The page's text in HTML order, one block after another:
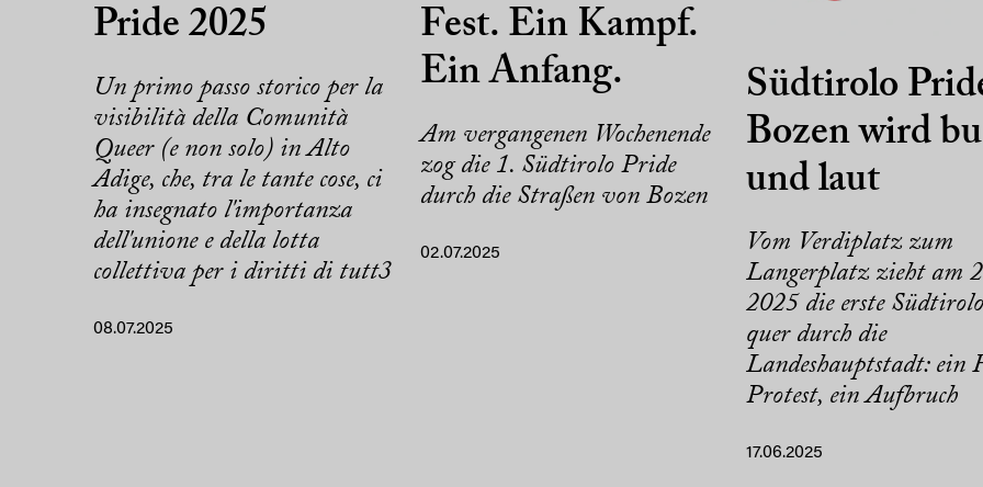
Pride 2025
Un primo passo storico per la
visibilità della Comunità
Queer (e non solo) in Alto
Adige, che, tra le tante cose, ci
ha insegnato l'importanza
dell'unione e della lotta
collettiva per i diritti di tutt3
08.07.2025
Fest. Ein Kampf.
Ein Anfang.
Am vergangenen Wochenende
zog die 1. Südtirolo Pride
durch die Straßen von Bozen
02.07.2025
Südtirolo
Bozen wird
und laut
Vom Verdiplatz zum
Langerplatz zieht am
2025 die erste
quer durch die
Landeshauptstadt: ein
Protest, ein Aufbruch
17.06.2025